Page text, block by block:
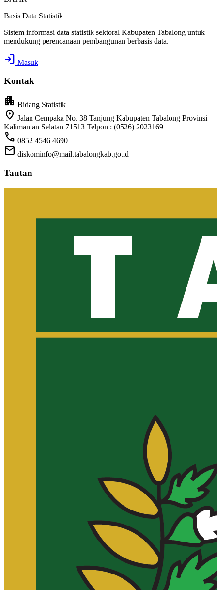
Basis Data Statistik
Sistem informasi data statistik sektoral Kabupaten Tabalong untuk
mendukung perencanaan pembangunan berbasis data.
login Masuk
Kontak
apartment Bidang Statistik
location_on Jalan Cempaka No. 38 Tanjung Kabupaten Tabalong Provinsi
Kalimantan Selatan 71513 Telpon : (0526) 2023169
call 0852 4546 4690
mail diskominfo@mail.tabalongkab.go.id
Tautan